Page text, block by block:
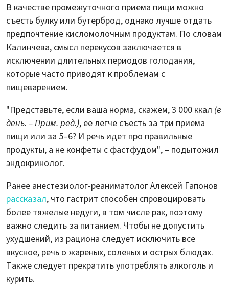
В качестве промежуточного приема пищи можно
съесть булку или бутерброд, однако лучше отдать
предпочтение кисломолочным продуктам. По словам
Калинчева, смысл перекусов заключается в
исключении длительных периодов голодания,
которые часто приводят к проблемам с
пищеварением.
"Представьте, если ваша норма, скажем, 3 000 ккал (в
день. – Прим. ред.), ее легче съесть за три приема
пищи или за 5–6? И речь идет про правильные
продукты, а не конфеты с фастфудом", – подытожил
эндокринолог.
Ранее анестезиолог-реаниматолог Алексей Гапонов
рассказал, что гастрит способен спровоцировать
более тяжелые недуги, в том числе рак, поэтому
важно следить за питанием. Чтобы не допустить
ухудшений, из рациона следует исключить все
вкусное, речь о жареных, соленых и острых блюдах.
Также следует прекратить употреблять алкоголь и
курить.